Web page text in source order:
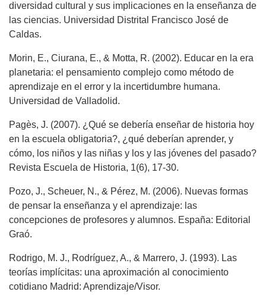
diversidad cultural y sus implicaciones en la enseñanza de
las ciencias. Universidad Distrital Francisco José de
Caldas.
Morin, E., Ciurana, E., & Motta, R. (2002). Educar en la era
planetaria: el pensamiento complejo como método de
aprendizaje en el error y la incertidumbre humana.
Universidad de Valladolid.
Pagès, J. (2007). ¿Qué se debería enseñar de historia hoy
en la escuela obligatoria?, ¿qué deberían aprender, y
cómo, los niños y las niñas y los y las jóvenes del pasado?
Revista Escuela de Historia, 1(6), 17-30.
Pozo, J., Scheuer, N., & Pérez, M. (2006). Nuevas formas
de pensar la enseñanza y el aprendizaje: las
concepciones de profesores y alumnos. España: Editorial
Graó.
Rodrigo, M. J., Rodríguez, A., & Marrero, J. (1993). Las
teorías implícitas: una aproximación al conocimiento
cotidiano Madrid: Aprendizaje/Visor.